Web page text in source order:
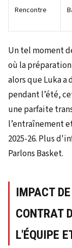
Rencontre
Un tel moment
où la
alors que Luka a
pendant l’été,
une parfaite
l’entraînement
2025-26. Plus
Parlons Basket.
IMPACT
CONTRAT
L'ÉQUIPE